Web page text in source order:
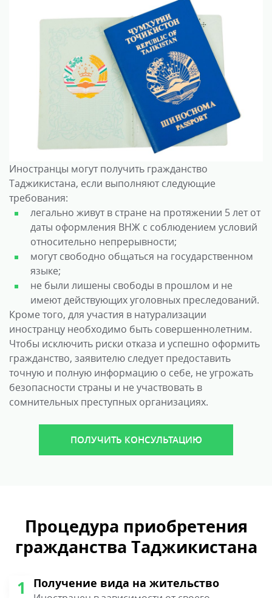
Иностранцы могут получить гражданство
Таджикистана, если выполняют следующие
требования:
легально живут в стране на протяжении 5 лет от
даты оформления ВНЖ с соблюдением условий
относительно непрерывности;
могут свободно общаться на государственном
языке;
не были лишены свободы в прошлом и не
имеют действующих уголовных преследований.
Кроме того, для участия в натурализации
иностранцу необходимо быть совершеннолетним.
Чтобы исключить риски отказа и успешно оформить
гражданство, заявителю следует предоставить
точную и полную информацию о себе, не угрожать
безопасности страны и не участвовать в
сомнительных преступных организациях.
ПОЛУЧИТЬ КОНСУЛЬТАЦИЮ
Процедура приобретения
гражданства Таджикистана
1 Получение вида на жительство